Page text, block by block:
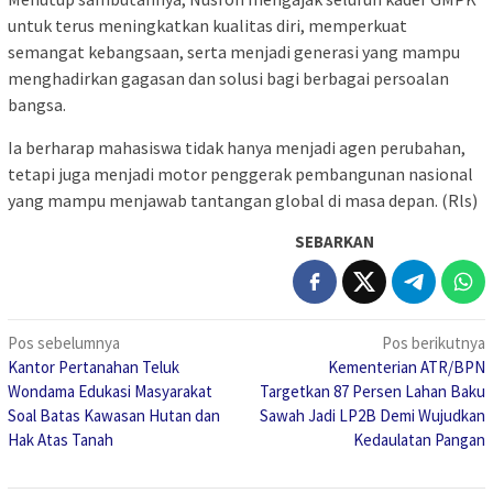
untuk terus meningkatkan kualitas diri, memperkuat
semangat kebangsaan, serta menjadi generasi yang mampu
menghadirkan gagasan dan solusi bagi berbagai persoalan
bangsa.
Ia berharap mahasiswa tidak hanya menjadi agen perubahan,
tetapi juga menjadi motor penggerak pembangunan nasional
yang mampu menjawab tantangan global di masa depan. (Rls)
SEBARKAN
Navigasi
pos
Pos sebelumnya
Kantor Pertanahan Teluk
Wondama Edukasi Masyarakat
Soal Batas Kawasan Hutan dan
Hak Atas Tanah
Pos berikutnya
Kementerian ATR/BPN
Targetkan 87 Persen Lahan Baku
Sawah Jadi LP2B Demi Wujudkan
Kedaulatan Pangan